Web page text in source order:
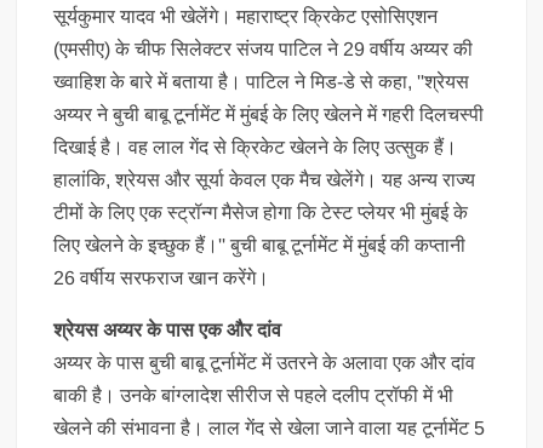
सूर्यकुमार यादव भी खेलेंगे। महाराष्ट्र क्रिकेट एसोसिएशन
(एमसीए) के चीफ सिलेक्टर संजय पाटिल ने 29 वर्षीय अय्यर की
ख्वाहिश के बारे में बताया है। पाटिल ने मिड-डे से कहा, ''श्रेयस
अय्यर ने बुची बाबू टूर्नामेंट में मुंबई के लिए खेलने में गहरी दिलचस्पी
दिखाई है। वह लाल गेंद से क्रिकेट खेलने के लिए उत्सुक हैं।
हालांकि, श्रेयस और सूर्या केवल एक मैच खेलेंगे। यह अन्य राज्य
टीमों के लिए एक स्ट्रॉन्ग मैसेज होगा कि टेस्ट प्लेयर भी मुंबई के
लिए खेलने के इच्छुक हैं।'' बुची बाबू टूर्नामेंट में मुंबई की कप्तानी
26 वर्षीय सरफराज खान करेंगे।
श्रेयस अय्यर के पास एक और दांव
अय्यर के पास बुची बाबू टूर्नामेंट में उतरने के अलावा एक और दांव
बाकी है। उनके बांग्लादेश सीरीज से पहले दलीप ट्रॉफी में भी
खेलने की संभावना है। लाल गेंद से खेला जाने वाला यह टूर्नामेंट 5